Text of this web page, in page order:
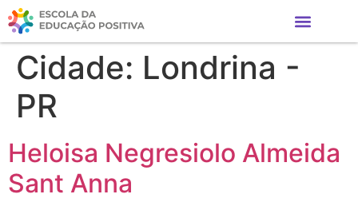
Cidade: Londrina -
PR
Heloisa Negresiolo Almeida
Sant Anna